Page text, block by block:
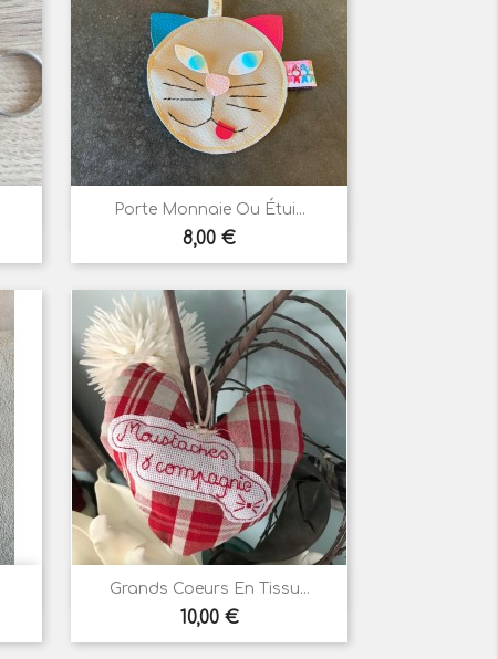
Porte Monnaie Ou Étui...
Prix
8,00 €
Aperçu rapide
Grands Coeurs En Tissu...
Prix
10,00 €
Aperçu rapide